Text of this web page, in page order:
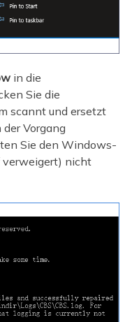
in die
Sie die
scannt und ersetzt
Vorgang
Sie den Windows-
verweigert) nicht